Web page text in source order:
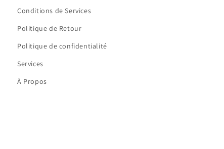
Conditions de Services
Politique de Retour
Politique de confidentialité
Services
À Propos